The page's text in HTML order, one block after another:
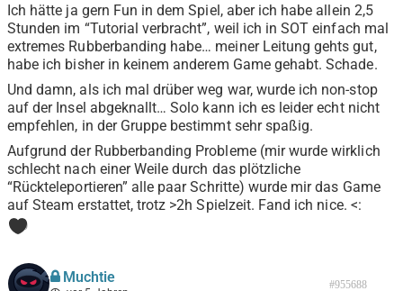
Ich hätte ja gern Fun in dem Spiel, aber ich habe allein 2,5
Stunden im “Tutorial verbracht”, weil ich in SOT einfach mal
extremes Rubberbanding habe… meiner Leitung gehts gut,
habe ich bisher in keinem anderem Game gehabt. Schade.
Und damn, als ich mal drüber weg war, wurde ich non-stop
auf der Insel abgeknallt… Solo kann ich es leider echt nicht
empfehlen, in der Gruppe bestimmt sehr spaßig.
Aufgrund der Rubberbanding Probleme (mir wurde wirklich
schlecht nach einer Weile durch das plötzliche
“Rückteleportieren” alle paar Schritte) wurde mir das Game
auf Steam erstattet, trotz >2h Spielzeit. Fand ich nice. <:
0
Muchtie #955688